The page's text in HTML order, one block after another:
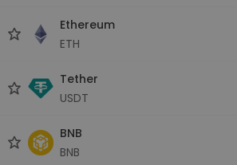
Ethereum
ETH
Tether
USDT
BNB
BNB